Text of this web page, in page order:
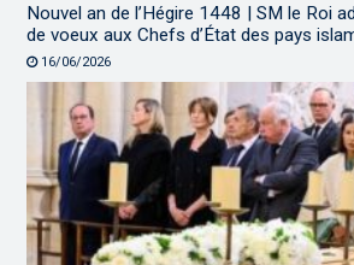
Nouvel an de l’Hégire 1448 | SM le Roi
de voeux aux Chefs d’État des pays
16/06/2026